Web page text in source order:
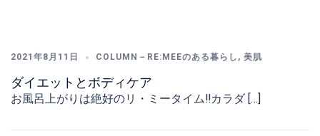
2021年8月11日 COLUMN－RE:MEEのある暮らし , 美肌
ダイエットとボディケア
お風呂上がりは絶好のリ・ミータイム‼️カラダ […]